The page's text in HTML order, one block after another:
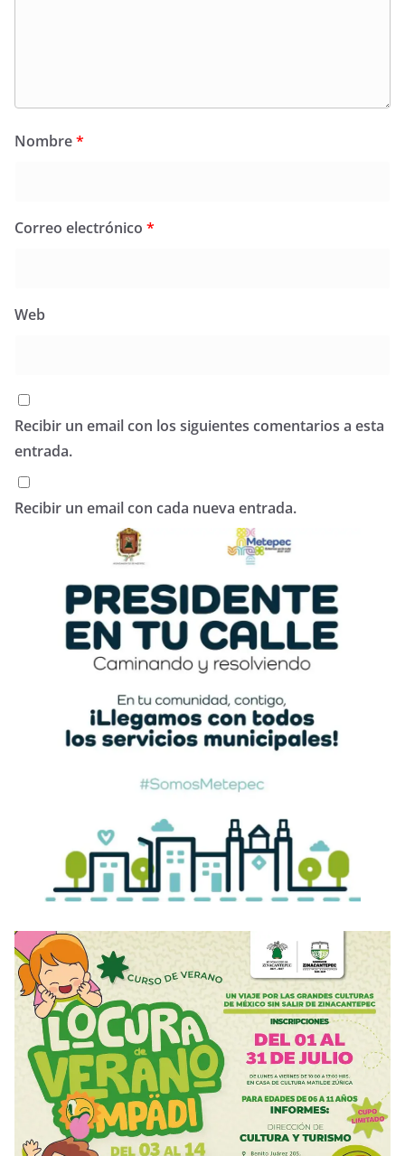
Nombre*
Correo electrónico *
Web
Recibir un email con los siguientes comentarios a esta
entrada.
Recibir un email con cada nueva entrada.